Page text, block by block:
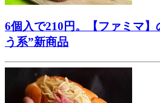
6個入で210円。【ファミマ
う系”新商品